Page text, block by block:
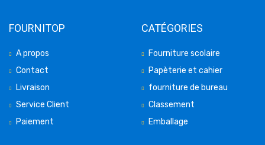
FOURNITOP
A propos
Contact
Livraison
Service Client
Paiement
CATÉGORIES
Fourniture scolaire
Papèterie et cahier
fourniture de bureau
Classement
Emballage